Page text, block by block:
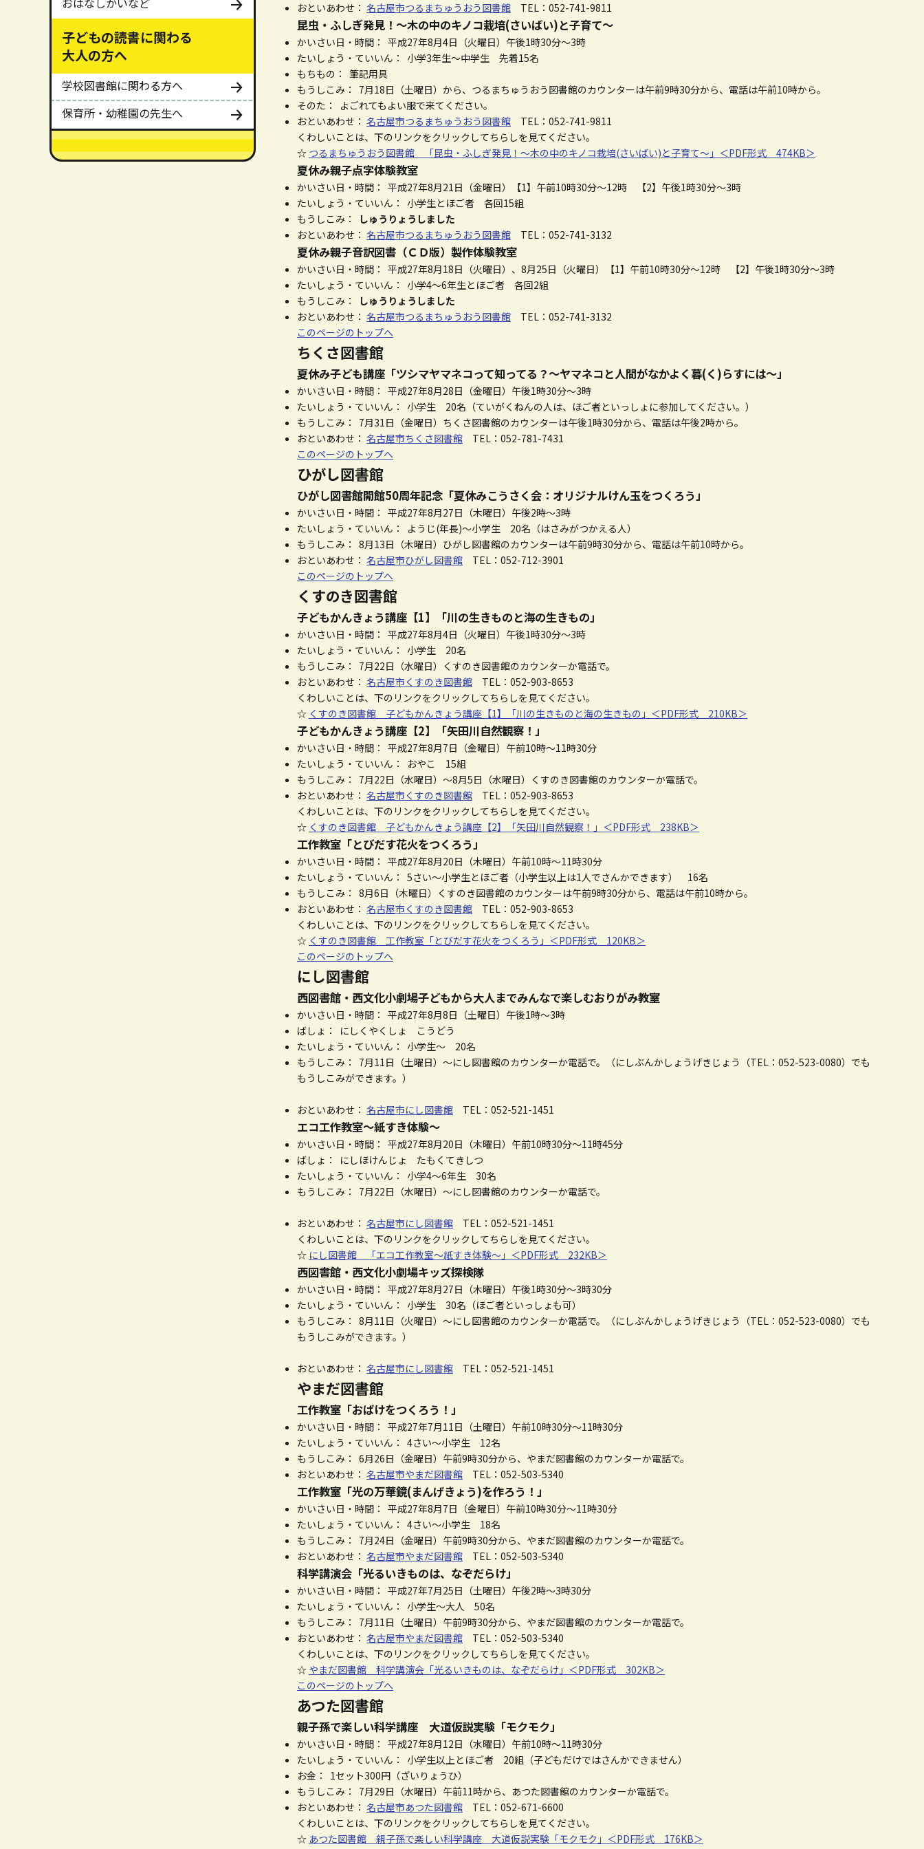
子どもの読書に関わる
大人の方へ
学校図書館に関わる方へ
保育所・幼稚園の先生へ
メインメニューここまで。
おといあわせ： 名古屋市つるまちゅうおう図書館 TEL：052-741-9811
昆虫・ふしぎ発見！～木の中のキノコ栽培(さいばい)と子育て～
かいさい日・時間： 平成27年8月4日（火曜日）午後1時30分～3時
たいしょう・ていいん： 小学3年生～中学生 先着15名
もちもの： 筆記用具
もうしこみ： 7月18日（土曜日）から、つるまちゅうおう図書館のカウンターは午前9時30分から、電話は午前10時から。
そのた： よごれてもよい服で来てください。
おといあわせ： 名古屋市つるまちゅうおう図書館 TEL：052-741-9811
くわしいことは、下のリンクをクリックしてちらしを見てください。
☆ つるまちゅうおう図書館 「昆虫・ふしぎ発見！～木の中のキノコ栽培(さいばい)と子育て～」＜PDF形式 474KB＞
夏休み親子点字体験教室
かいさい日・時間： 平成27年8月21日（金曜日）【1】午前10時30分～12時 【2】午後1時30分～3時
たいしょう・ていいん： 小学生とほご者 各回15組
もうしこみ：
しゅうりょうしました
おといあわせ： 名古屋市つるまちゅうおう図書館 TEL：052-741-3132
夏休み親子音訳図書（ＣＤ版）製作体験教室
かいさい日・時間： 平成27年8月18日（火曜日）、8月25日（火曜日）【1】午前10時30分～12時 【2】午後1時30分～3時
たいしょう・ていいん： 小学4～6年生とほご者 各回2組
もうしこみ：
しゅうりょうしました
おといあわせ： 名古屋市つるまちゅうおう図書館 TEL：052-741-3132
このページのトップへ
ちくさ図書館
夏休み子ども講座「ツシマヤマネコって知ってる？～ヤマネコと人間がなかよく暮(く)らすには～」
かいさい日・時間： 平成27年8月28日（金曜日）午後1時30分～3時
たいしょう・ていいん： 小学生 20名（ていがくねんの人は、ほご者といっしょに参加してください。）
もうしこみ： 7月31日（金曜日）ちくさ図書館のカウンターは午後1時30分から、電話は午後2時から。
おといあわせ： 名古屋市ちくさ図書館 TEL：052-781-7431
このページのトップへ
ひがし図書館
ひがし図書館開館50周年記念「夏休みこうさく会：オリジナルけん玉をつくろう」
かいさい日・時間： 平成27年8月27日（木曜日）午後2時～3時
たいしょう・ていいん： ようじ(年長)～小学生 20名（はさみがつかえる人）
もうしこみ： 8月13日（木曜日）ひがし図書館のカウンターは午前9時30分から、電話は午前10時から。
おといあわせ： 名古屋市ひがし図書館 TEL：052-712-3901
このページのトップへ
くすのき図書館
子どもかんきょう講座【1】「川の生きものと海の生きもの」
かいさい日・時間： 平成27年8月4日（火曜日）午後1時30分～3時
たいしょう・ていいん： 小学生 20名
もうしこみ： 7月22日（水曜日）くすのき図書館のカウンターか電話で。
おといあわせ： 名古屋市くすのき図書館 TEL：052-903-8653
くわしいことは、下のリンクをクリックしてちらしを見てください。
☆ くすのき図書館 子どもかんきょう講座【1】「川の生きものと海の生きもの」＜PDF形式 210KB＞
子どもかんきょう講座【2】「矢田川自然観察！」
かいさい日・時間： 平成27年8月7日（金曜日）午前10時～11時30分
たいしょう・ていいん： おやこ 15組
もうしこみ： 7月22日（水曜日）～8月5日（水曜日）くすのき図書館のカウンターか電話で。
おといあわせ： 名古屋市くすのき図書館 TEL：052-903-8653
くわしいことは、下のリンクをクリックしてちらしを見てください。
☆ くすのき図書館 子どもかんきょう講座【2】「矢田川自然観察！」＜PDF形式 238KB＞
工作教室「とびだす花火をつくろう」
かいさい日・時間： 平成27年8月20日（木曜日）午前10時～11時30分
たいしょう・ていいん： 5さい～小学生とほご者（小学生以上は1人でさんかできます） 16名
もうしこみ： 8月6日（木曜日）くすのき図書館のカウンターは午前9時30分から、電話は午前10時から。
おといあわせ： 名古屋市くすのき図書館 TEL：052-903-8653
くわしいことは、下のリンクをクリックしてちらしを見てください。
☆ くすのき図書館 工作教室「とびだす花火をつくろう」＜PDF形式 120KB＞
このページのトップへ
にし図書館
西図書館・西文化小劇場子どもから大人までみんなで楽しむおりがみ教室
かいさい日・時間： 平成27年8月8日（土曜日）午後1時～3時
ばしょ： にしくやくしょ こうどう
たいしょう・ていいん： 小学生～ 20名
もうしこみ： 7月11日（土曜日）～にし図書館のカウンターか電話で。（にしぶんかしょうげきじょう（TEL：052-523-0080）でも
もうしこみができます。）
おといあわせ： 名古屋市にし図書館 TEL：052-521-1451
エコ工作教室～紙すき体験～
かいさい日・時間： 平成27年8月20日（木曜日）午前10時30分～11時45分
ばしょ： にしほけんじょ たもくてきしつ
たいしょう・ていいん： 小学4～6年生 30名
もうしこみ： 7月22日（水曜日）～にし図書館のカウンターか電話で。
おといあわせ： 名古屋市にし図書館 TEL：052-521-1451
くわしいことは、下のリンクをクリックしてちらしを見てください。
☆ にし図書館 「エコ工作教室～紙すき体験～」＜PDF形式 232KB＞
西図書館・西文化小劇場キッズ探検隊
かいさい日・時間： 平成27年8月27日（木曜日）午後1時30分～3時30分
たいしょう・ていいん： 小学生 30名（ほご者といっしょも可）
もうしこみ： 8月11日（火曜日）～にし図書館のカウンターか電話で。（にしぶんかしょうげきじょう（TEL：052-523-0080）でも
もうしこみができます。）
おといあわせ： 名古屋市にし図書館 TEL：052-521-1451
やまだ図書館
工作教室「おばけをつくろう！」
かいさい日・時間： 平成27年7月11日（土曜日）午前10時30分～11時30分
たいしょう・ていいん： 4さい～小学生 12名
もうしこみ： 6月26日（金曜日）午前9時30分から、やまだ図書館のカウンターか電話で。
おといあわせ： 名古屋市やまだ図書館 TEL：052-503-5340
工作教室「光の万華鏡(まんげきょう)を作ろう！」
かいさい日・時間： 平成27年8月7日（金曜日）午前10時30分～11時30分
たいしょう・ていいん： 4さい～小学生 18名
もうしこみ： 7月24日（金曜日）午前9時30分から、やまだ図書館のカウンターか電話で。
おといあわせ： 名古屋市やまだ図書館 TEL：052-503-5340
科学講演会「光るいきものは、なぞだらけ」
かいさい日・時間： 平成27年7月25日（土曜日）午後2時～3時30分
たいしょう・ていいん： 小学生～大人 50名
もうしこみ： 7月11日（土曜日）午前9時30分から、やまだ図書館のカウンターか電話で。
おといあわせ： 名古屋市やまだ図書館 TEL：052-503-5340
くわしいことは、下のリンクをクリックしてちらしを見てください。
☆ やまだ図書館 科学講演会「光るいきものは、なぞだらけ」＜PDF形式 302KB＞
このページのトップへ
あつた図書館
親子孫で楽しい科学講座 大道仮説実験「モクモク」
かいさい日・時間： 平成27年8月12日（水曜日）午前10時～11時30分
たいしょう・ていいん： 小学生以上とほご者 20組（子どもだけではさんかできません）
お金： 1セット300円（ざいりょうひ）
もうしこみ： 7月29日（水曜日）午前11時から、あつた図書館のカウンターか電話で。
おといあわせ： 名古屋市あつた図書館 TEL：052-671-6600
くわしいことは、下のリンクをクリックしてちらしを見てください。
☆ あつた図書館 親子孫で楽しい科学講座 大道仮説実験「モクモク」＜PDF形式 176KB＞